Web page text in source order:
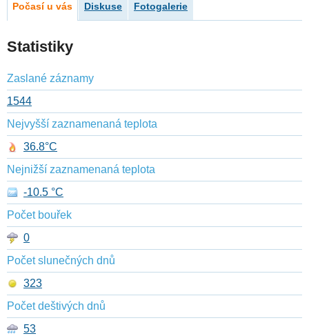
Počasí u vás Diskuse Fotogalerie
Statistiky
Zaslané záznamy
1544
Nejvyšší zaznamenaná teplota
36.8°C
Nejnižší zaznamenaná teplota
-10.5 °C
Počet bouřek
0
Počet slunečných dnů
323
Počet deštivých dnů
53